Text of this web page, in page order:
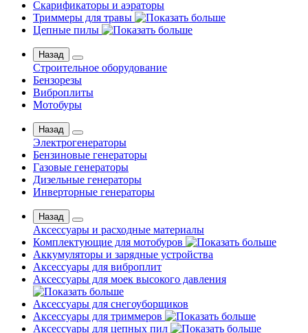
Скарификаторы и аэраторы
Триммеры для травы
Цепные пилы
Назад
Строительное оборудование
Бензорезы
Виброплиты
Мотобуры
Назад
Электрогенераторы
Бензиновые генераторы
Газовые генераторы
Дизельные генераторы
Инверторные генераторы
Назад
Аксессуары и расходные материалы
Комплектующие для мотобуров
Аккумуляторы и зарядные устройства
Аксессуары для виброплит
Аксессуары для моек высокого давления
Аксессуары для снегоуборщиков
Аксессуары для триммеров
Аксессуары для цепных пил